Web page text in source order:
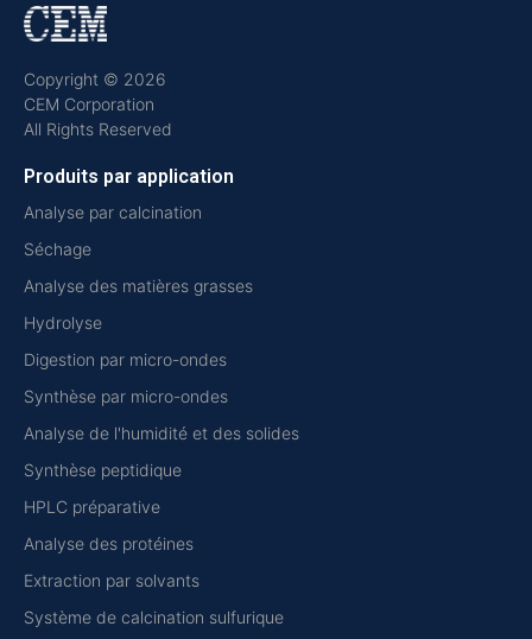
Copyright © 2026
CEM Corporation
All Rights Reserved
Produits par application
Analyse par calcination
Séchage
Analyse des matières grasses
Hydrolyse
Digestion par micro-ondes
Synthèse par micro-ondes
Analyse de l'humidité et des solides
Synthèse peptidique
HPLC préparative
Analyse des protéines
Extraction par solvants
Système de calcination sulfurique